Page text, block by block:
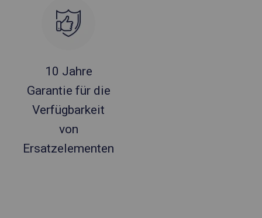
10 Jahre
Garantie für die
Verfügbarkeit
von
Ersatzelementen